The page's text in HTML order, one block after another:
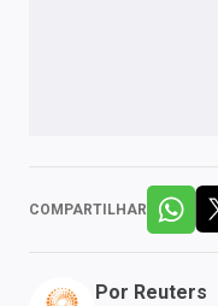
COMPARTILHAR
Por Reuters